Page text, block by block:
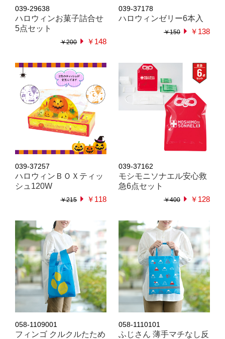
039-29638
ハロウィンお菓子詰合せ
5点セット
￥200 ￥148
039-37178
ハロウィンゼリー6本入
￥150 ￥138
039-37257
ハロウィンＢＯＸティッ
シュ120W
￥215 ￥118
039-37162
モシモニソナエル安心救
急6点セット
￥400 ￥128
058-1109001
フィンゴ クルクルたため
058-1110101
ふじさん 薄手マチなし反